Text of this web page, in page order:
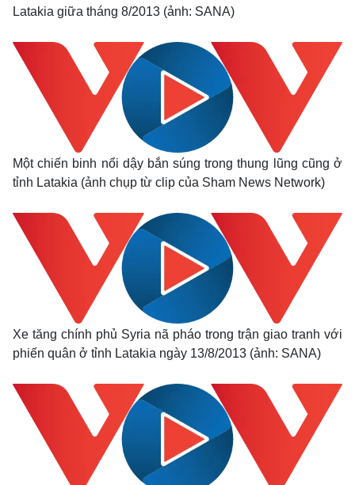
Latakia giữa tháng 8/2013 (ảnh: SANA)
Một chiến binh nổi dậy bắn súng trong thung lũng cũng ở
tỉnh Latakia (ảnh chụp từ clip của Sham News Network)
Xe tăng chính phủ Syria nã pháo trong trận giao tranh với
phiến quân ở tỉnh Latakia ngày 13/8/2013 (ảnh: SANA)